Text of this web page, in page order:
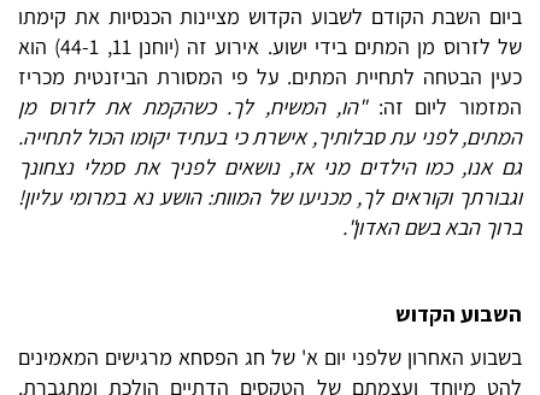
ביום השבת הקודם לשבוע הקדוש מציינות הכנסיות את קימתו
של לזרוס מן המתים בידי ישוע. אירוע זה (יוחנן 11, 44-1) הוא
כעין הבטחה לתחיית המתים. על פי המסורת הביזנטית מכריז
המזמור ליום זה:"הו, המשיח, לך. כשהקמת את לזרוס מן
המתים, לפני עת סבלותיך, אישרת כי בעתיד יקומו הכול לתחייה.
גם אנו, כמו הילדים מני אז, נושאים לפניך את סמלי נצחונך
וגבורתך וקוראים לך, מכניעו של המוות: הושע נא במרומי עליון!
ברוך הבא בשם האדון".
השבוע הקדוש
בשבוע האחרון שלפני יום א' של חג הפסחא מרגישים המאמינים
להט מיוחד ועצמתם של הטקסים הדתיים הולכת ומתגברת.